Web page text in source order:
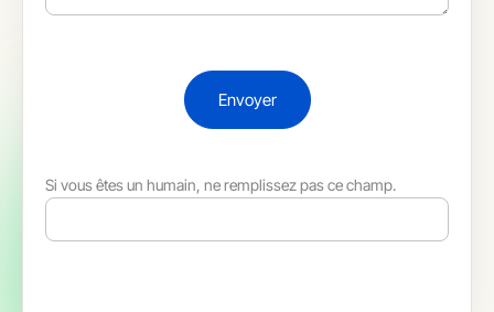
Envoyer
Si vous êtes un humain, ne remplissez pas ce champ.